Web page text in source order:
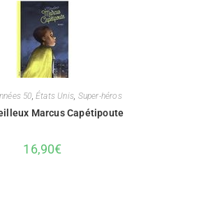
50 ,États Unis Super-héros
Marcus Capétipoute
16,90€